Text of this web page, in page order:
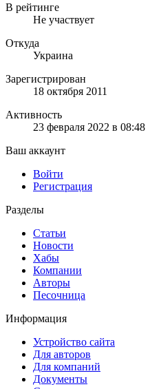
В рейтинге
Не участвует
Откуда
Украина
Зарегистрирован
18 октября 2011
Активность
23 февраля 2022 в 08:48
Ваш аккаунт
Войти
Регистрация
Разделы
Статьи
Новости
Хабы
Компании
Авторы
Песочница
Информация
Устройство сайта
Для авторов
Для компаний
Документы